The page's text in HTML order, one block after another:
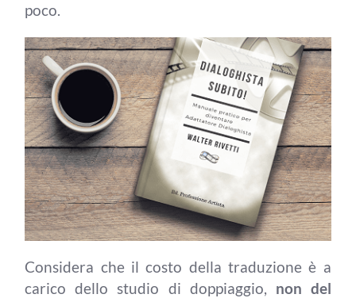
poco.
Considera che il costo della traduzione è a
carico dello studio di doppiaggio, non del